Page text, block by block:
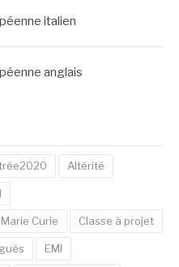
italien
anglais
Altérité
Curie Classe à projet
EMI